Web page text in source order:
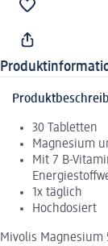
30 Tabletten
Magnesium
Mit 7 B-
1x täglich
Hochdosiert
Mivolis Magnesium